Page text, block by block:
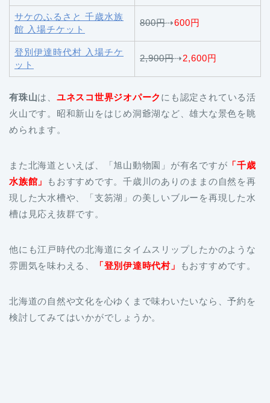
サケのふるさと 千歳水族
館 入場チケット
800円⇢600円
登別伊達時代村 入場チケ
ット
2,900円⇢2,600円
有珠山は、 ユネスコ世界ジオパーク にも認定されている活
火山です。昭和新山をはじめ洞爺湖など、雄大な景色を眺
められます。
また北海道といえば、「旭山動物園」が有名ですが 「千歳
水族館」
もおすすめです。千歳川のありのままの自然を再
現した大水槽や、「支笏湖」の美しいブルーを再現した水
槽は見応え抜群です。
他にも江戸時代の北海道にタイムスリップしたかのような
雰囲気を味わえる、
「登別伊達時代村」 もおすすめです。
北海道の自然や文化を心ゆくまで味わいたいなら、予約を
検討してみてはいかがでしょうか。